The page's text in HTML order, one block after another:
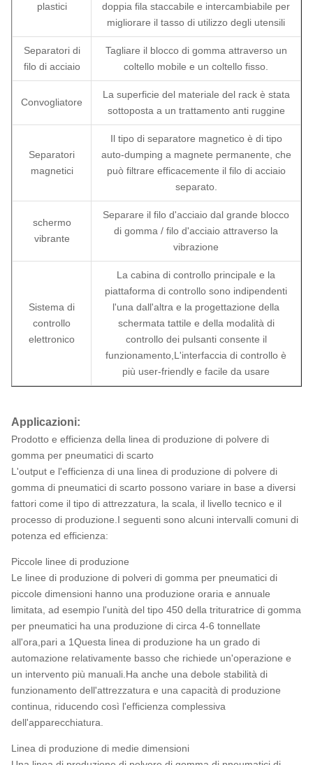
plastici
doppia fila staccabile e intercambiabile per
migliorare il tasso di utilizzo degli utensili
Separatori di
filo di acciaio
Tagliare il blocco di gomma attraverso un
coltello mobile e un coltello fisso.
Convogliatore
La superficie del materiale del rack è stata
sottoposta a un trattamento anti ruggine
Separatori
magnetici
Il tipo di separatore magnetico è di tipo
auto-dumping a magnete permanente, che
può filtrare efficacemente il filo di acciaio
separato.
schermo
vibrante
Separare il filo d'acciaio dal grande blocco
di gomma / filo d'acciaio attraverso la
vibrazione
Sistema di
controllo
elettronico
La cabina di controllo principale e la
piattaforma di controllo sono indipendenti
l'una dall'altra e la progettazione della
schermata tattile e della modalità di
controllo dei pulsanti consente il
funzionamento,L'interfaccia di controllo è
più user-friendly e facile da usare
Applicazioni:
Prodotto e efficienza della linea di produzione di polvere di
gomma per pneumatici di scarto
L'output e l'efficienza di una linea di produzione di polvere di
gomma di pneumatici di scarto possono variare in base a diversi
fattori come il tipo di attrezzatura, la scala, il livello tecnico e il
processo di produzione.I seguenti sono alcuni intervalli comuni di
potenza ed efficienza:
Piccole linee di produzione
Le linee di produzione di polveri di gomma per pneumatici di
piccole dimensioni hanno una produzione oraria e annuale
limitata, ad esempio l'unità del tipo 450 della trituratrice di gomma
per pneumatici ha una produzione di circa 4-6 tonnellate
all'ora,pari a 1Questa linea di produzione ha un grado di
automazione relativamente basso che richiede un'operazione e
un intervento più manuali.Ha anche una debole stabilità di
funzionamento dell'attrezzatura e una capacità di produzione
continua, riducendo così l'efficienza complessiva
dell'apparecchiatura.
Linea di produzione di medie dimensioni